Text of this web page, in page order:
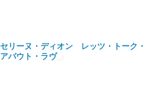
セリーヌ・ディオン レッツ・トーク・
アバウト・ラヴ